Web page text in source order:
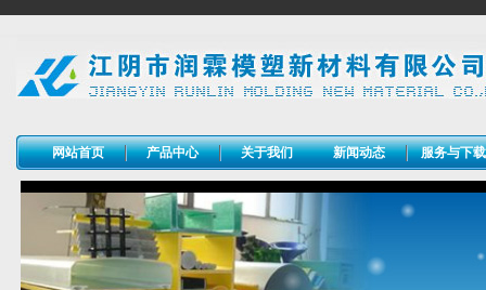
网站首页 产品中心 关于我们 新闻动态 服务与下载